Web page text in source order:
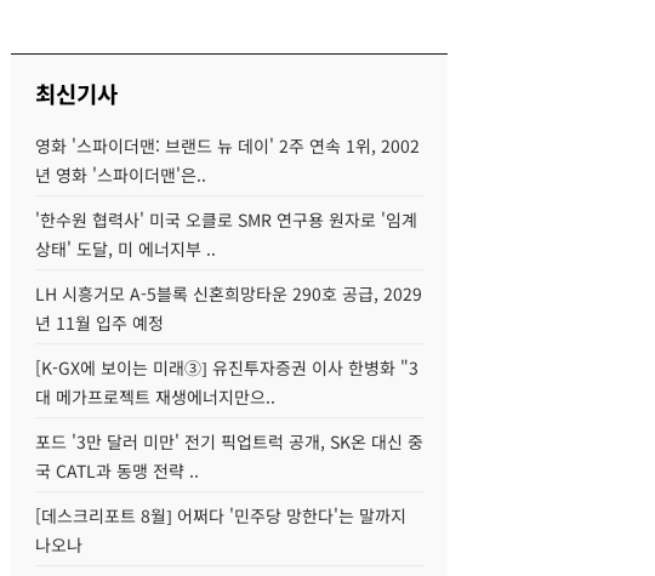
최신기사
영화 '스파이더맨: 브랜드 뉴 데이' 2주 연속 1위, 2002
년 영화 '스파이더맨'은..
'한수원 협력사' 미국 오클로 SMR 연구용 원자로 '임계
상태' 도달, 미 에너지부 ..
LH 시흥거모 A-5블록 신혼희망타운 290호 공급, 2029
년 11월 입주 예정
[K-GX에 보이는 미래③] 유진투자증권 이사 한병화 "3
대 메가프로젝트 재생에너지만으..
포드 '3만 달러 미만' 전기 픽업트럭 공개, SK온 대신 중
국 CATL과 동맹 전략 ..
[데스크리포트 8월] 어쩌다 '민주당 망한다'는 말까지
나오나